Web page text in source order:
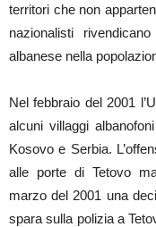
territori che non
nazionalisti
albanese nella
Nel febbraio del 2001
alcuni villaggi
Kosovo e Serbia.
alle porte di Tetovo
marzo del 2001 una
spara sulla polizia a